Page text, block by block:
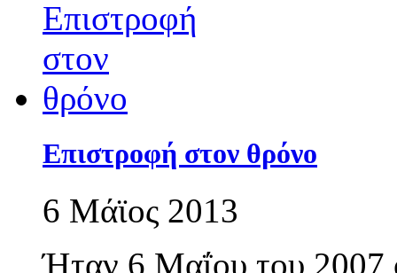
Επιστροφή στον θρόνο
6 Μάϊος 2013
Ήταν 6 Μαΐου του 2007